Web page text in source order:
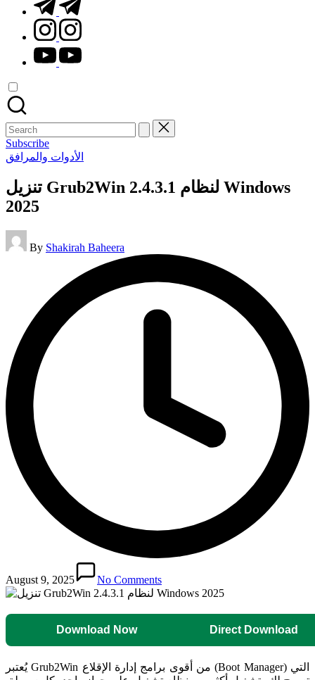
instagram.com
youtube.com
Search
for:
Subscribe
Posted
الأدوات والمرافق
تنزيل Grub2Win 2.4.3.1 لنظام Windows
2025
Posted
by
By Shakirah Baheera
August 9, 2025 No Comments
Download Now Direct Download
يُعتبر Grub2Win من أقوى برامج إدارة الإقلاع (Boot Manager) التي